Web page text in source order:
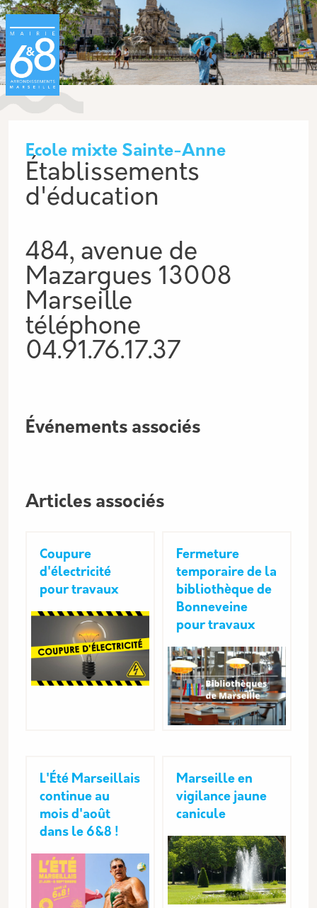
Aller au contenu principal
Ecole mixte Sainte-Anne
Établissements
d'éducation
484, avenue de
Mazargues 13008
Marseille
téléphone
04.91.76.17.37
Événements associés
Articles associés
Coupure
d'électricité
pour travaux
Fermeture
temporaire de la
bibliothèque de
Bonneveine
pour travaux
L'Été Marseillais
continue au
mois d'août
dans le 6&8 !
Marseille en
vigilance jaune
canicule
Panneau de gestion des cookies